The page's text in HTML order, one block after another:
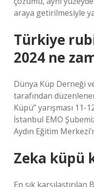
araya getirilmesiyle
Türkiye
2024 ne
Dünya Küp Derneği
tarafından
Küpü” yarışması
İstanbul EMO
Aydın Eğitim
Zeka küpü
En sık